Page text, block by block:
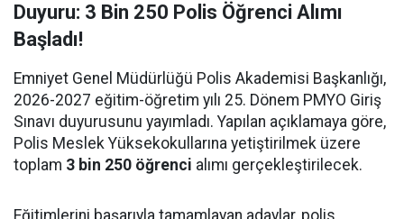
Duyuru: 3 Bin 250 Polis Öğrenci Alımı
Başladı!
Emniyet Genel Müdürlüğü Polis Akademisi Başkanlığı,
2026-2027 eğitim-öğretim yılı 25. Dönem PMYO Giriş
Sınavı duyurusunu yayımladı. Yapılan açıklamaya göre,
Polis Meslek Yüksekokullarına yetiştirilmek üzere
toplam 3 bin 250 öğrenci alımı gerçekleştirilecek.